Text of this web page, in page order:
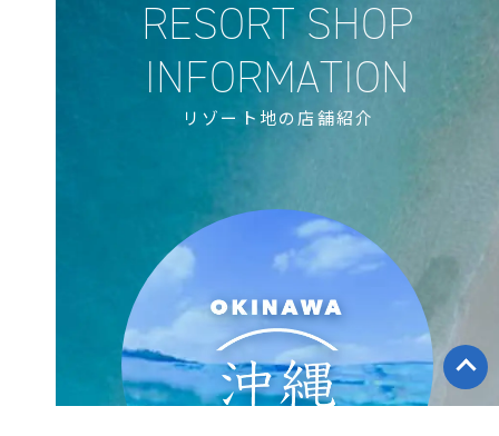
リゾート地の店舗紹介